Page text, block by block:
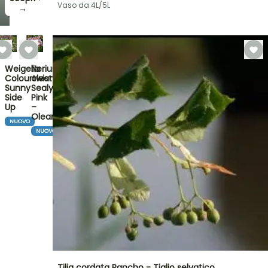
→
Vaso da 4L/5L
Weigelia
Colourtwist
Sunny
Side
Up
NUOVO
Nerium
oleander
Sealy
Pink
–
Oleandro
NUOVO